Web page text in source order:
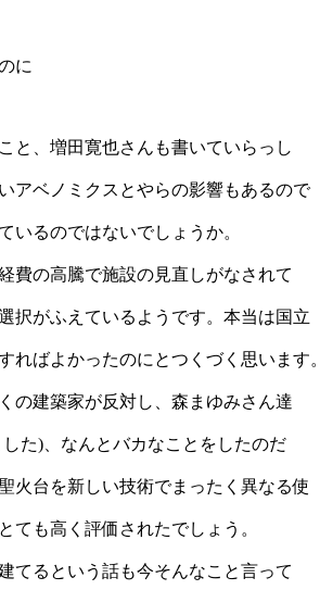
に
と、増田寛也さんも書いていらっし
アベノミクスとやらの影響もあるので
いるのではないでしょうか。
費の高騰で施設の見直しがなされて
択がふえているようです。本当は国立
ればよかったのにとつくづく思います。
の建築家が反対し、森まゆみさん達
た)、なんとバカなことをしたのだ
火台を新しい技術でまったく異なる使
ても高く評価されたでしょう。
てるという話も今そんなこと言って